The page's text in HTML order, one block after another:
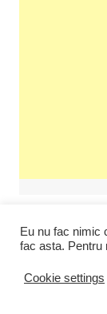
Blog Stats
902,065 hits
Eu nu fac nimic
fac asta. Pentru
Cookie settings